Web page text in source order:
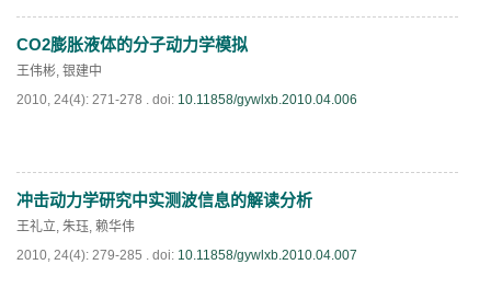
PDF(649)
CO2膨胀液体的分子动力学模拟
王伟彬, 银建中
2010, 24(4): 271-278 . doi: 10.11858/gywlxb.2010.04.006
PDF 792)
冲击动力学研究中实测波信息的解读分析
王礼立, 朱珏, 赖华伟
2010, 24(4): 279-285 . doi: 10.11858/gywlxb.2010.04.007